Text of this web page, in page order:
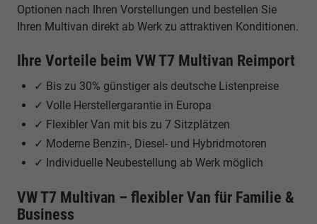
Optionen nach Ihren Vorstellungen und bestellen Sie
Ihren Multivan direkt ab Werk zu attraktiven Konditionen.
Ihre Vorteile beim VW T7 Multivan Reimport
✓ Bis zu 30% günstiger als deutsche Listenpreise
✓ Volle Herstellergarantie in Europa
✓ Flexibler Van mit bis zu 7 Sitzplätzen
✓ Moderne Benzin-, Diesel- und Hybridmotoren
✓ Individuelle Neubestellung ab Werk möglich
VW T7 Multivan – flexibler Van für Familie &
Business